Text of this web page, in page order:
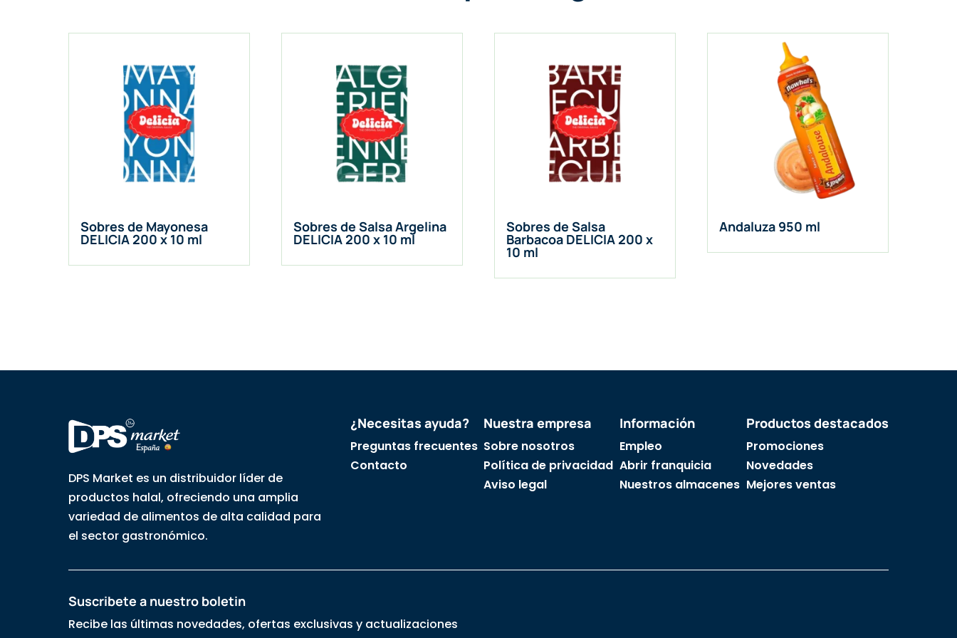
Sobres de Mayonesa
DELICIA 200 x 10 ml
Sobres de Salsa Argelina
DELICIA 200 x 10 ml
Sobres de Salsa
Barbacoa DELICIA 200 x
10 ml
Andaluza 950 ml
DPS Market es un distribuidor líder de
productos halal, ofreciendo una amplia
variedad de alimentos de alta calidad para
el sector gastronómico.
¿Necesitas ayuda?
Preguntas frecuentes
Contacto
Nuestra empresa
Sobre nosotros
Política de privacidad
Aviso legal
Información
Empleo
Abrir franquicia
Nuestros almacenes
Productos destacados
Promociones
Novedades
Mejores ventas
Suscribete a nuestro boletin
Recibe las últimas novedades, ofertas exclusivas y actualizaciones